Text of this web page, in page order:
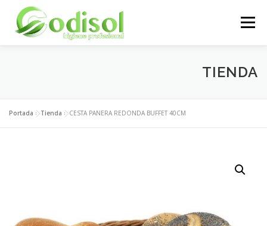
contenido
Menú
ÁREA CLIENTES CONTACTO
TIENDA
Portada »Tienda »CESTA PANERA REDONDA BUFFET 40CM